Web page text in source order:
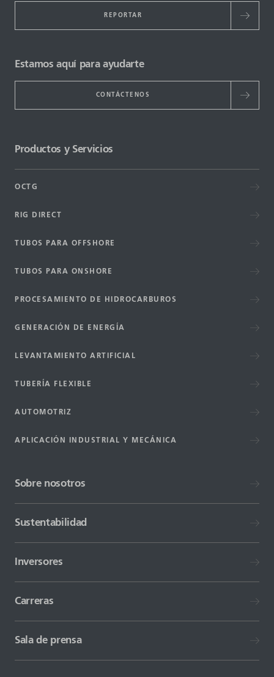
REPORTAR
Estamos aquí para ayudarte
CONTÁCTENOS
Productos y Servicios
OCTG
RIG DIRECT
TUBOS PARA OFFSHORE
TUBOS PARA ONSHORE
PROCESAMIENTO DE HIDROCARBUROS
GENERACIÓN DE ENERGÍA
LEVANTAMIENTO ARTIFICIAL
TUBERÍA FLEXIBLE
AUTOMOTRIZ
APLICACIÓN INDUSTRIAL Y MECÁNICA
Sobre nosotros
Sustentabilidad
Inversores
Carreras
Sala de prensa